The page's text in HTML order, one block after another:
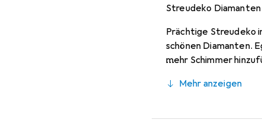
Streudeko Diamanten
Prächtige Streudeko
schönen Diamanten.
mehr Schimmer
Mehr anzeigen